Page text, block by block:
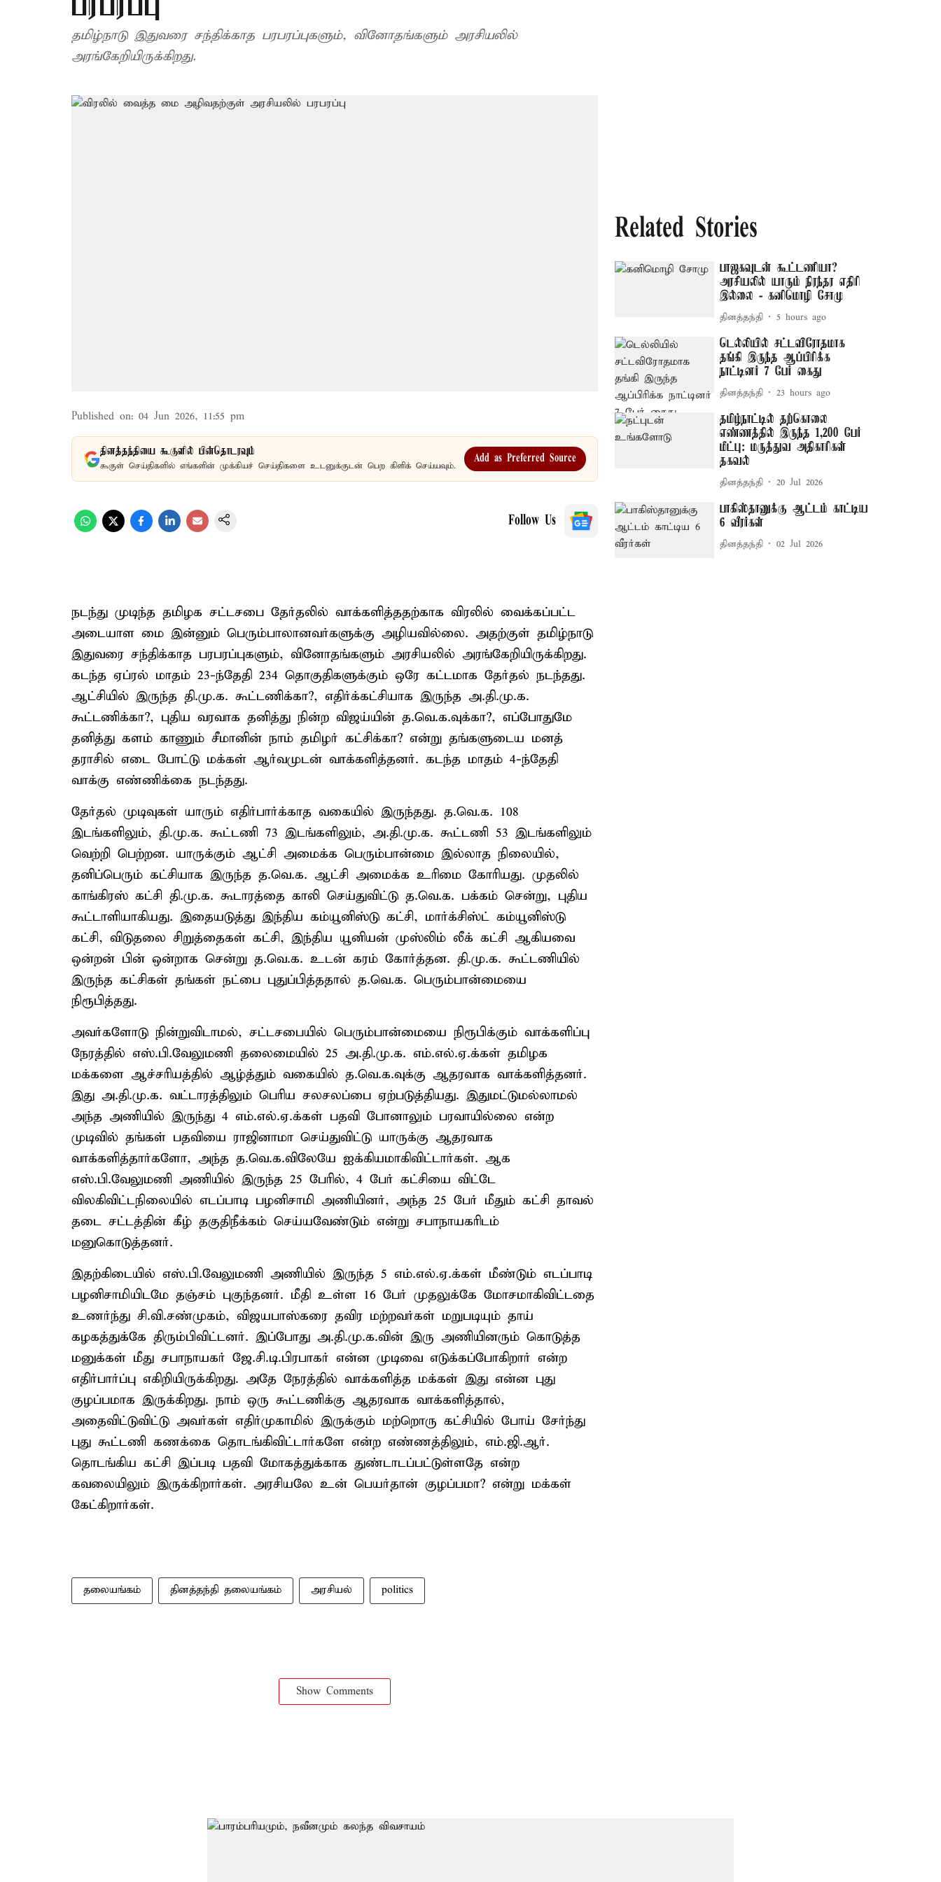
தமிழ்நாடு இதுவரை சந்திக்காத பரபரப்புகளும், வினோதங்களும் அரசியலில்
அரங்கேறியிருக்கிறது.
Published on: 04 Jun 2026, 11:55 pm
தினத்தந்தியை கூகுளில் பின்தொடரவும்
கூகுள் செய்திகளில் எங்களின் முக்கியச் செய்திகளை உடனுக்குடன் பெற கிளிக் செய்யவும்.
Add as Preferred Source
Follow Us
நடந்து முடிந்த தமிழக சட்டசபை தேர்தலில் வாக்களித்ததற்காக விரலில் வைக்கப்பட்ட
அடையாள மை இன்னும் பெரும்பாலானவர்களுக்கு அழியவில்லை. அதற்குள் தமிழ்நாடு
இதுவரை சந்திக்காத பரபரப்புகளும், வினோதங்களும் அரசியலில் அரங்கேறியிருக்கிறது.
கடந்த ஏப்ரல் மாதம் 23-ந்தேதி 234 தொகுதிகளுக்கும் ஒரே கட்டமாக தேர்தல் நடந்தது.
ஆட்சியில் இருந்த தி.மு.க. கூட்டணிக்கா?, எதிர்க்கட்சியாக இருந்த அ.தி.மு.க.
கூட்டணிக்கா?, புதிய வரவாக தனித்து நின்ற விஜய்யின் த.வெ.க.வுக்கா?, எப்போதுமே
தனித்து களம் காணும் சீமானின் நாம் தமிழர் கட்சிக்கா? என்று தங்களுடைய மனத்
தராசில் எடை போட்டு மக்கள் ஆர்வமுடன் வாக்களித்தனர். கடந்த மாதம் 4-ந்தேதி
வாக்கு எண்ணிக்கை நடந்தது.
தேர்தல் முடிவுகள் யாரும் எதிர்பார்க்காத வகையில் இருந்தது. த.வெ.க. 108
இடங்களிலும், தி.மு.க. கூட்டணி 73 இடங்களிலும், அ.தி.மு.க. கூட்டணி 53 இடங்களிலும்
வெற்றி பெற்றன. யாருக்கும் ஆட்சி அமைக்க பெரும்பான்மை இல்லாத நிலையில்,
தனிப்பெரும் கட்சியாக இருந்த த.வெ.க. ஆட்சி அமைக்க உரிமை கோரியது. முதலில்
காங்கிரஸ் கட்சி தி.மு.க. கூடாரத்தை காலி செய்துவிட்டு த.வெ.க. பக்கம் சென்று, புதிய
கூட்டாளியாகியது. இதையடுத்து இந்திய கம்யூனிஸ்டு கட்சி, மார்க்சிஸ்ட் கம்யூனிஸ்டு
கட்சி, விடுதலை சிறுத்தைகள் கட்சி, இந்திய யூனியன் முஸ்லிம் லீக் கட்சி ஆகியவை
ஒன்றன் பின் ஒன்றாக சென்று த.வெ.க. உடன் கரம் கோர்த்தன. தி.மு.க. கூட்டணியில்
இருந்த கட்சிகள் தங்கள் நட்பை புதுப்பித்ததால் த.வெ.க. பெரும்பான்மையை
நிரூபித்தது.
அவர்களோடு நின்றுவிடாமல், சட்டசபையில் பெரும்பான்மையை நிரூபிக்கும் வாக்களிப்பு
நேரத்தில் எஸ்.பி.வேலுமணி தலைமையில் 25 அ.தி.மு.க. எம்.எல்.ஏ.க்கள் தமிழக
மக்களை ஆச்சரியத்தில் ஆழ்த்தும் வகையில் த.வெ.க.வுக்கு ஆதரவாக வாக்களித்தனர்.
இது அ.தி.மு.க. வட்டாரத்திலும் பெரிய சலசலப்பை ஏற்படுத்தியது. இதுமட்டுமல்லாமல்
அந்த அணியில் இருந்து 4 எம்.எல்.ஏ.க்கள் பதவி போனாலும் பரவாயில்லை என்ற
முடிவில் தங்கள் பதவியை ராஜினாமா செய்துவிட்டு யாருக்கு ஆதரவாக
வாக்களித்தார்களோ, அந்த த.வெ.க.விலேயே ஐக்கியமாகிவிட்டார்கள். ஆக
எஸ்.பி.வேலுமணி அணியில் இருந்த 25 பேரில், 4 பேர் கட்சியை விட்டே
விலகிவிட்டநிலையில் எடப்பாடி பழனிசாமி அணியினர், அந்த 25 பேர் மீதும் கட்சி தாவல்
தடை சட்டத்தின் கீழ் தகுதிநீக்கம் செய்யவேண்டும் என்று சபாநாயகரிடம்
மனுகொடுத்தனர்.
இதற்கிடையில் எஸ்.பி.வேலுமணி அணியில் இருந்த 5 எம்.எல்.ஏ.க்கள் மீண்டும் எடப்பாடி
பழனிசாமியிடமே தஞ்சம் புகுந்தனர். மீதி உள்ள 16 பேர் முதலுக்கே மோசமாகிவிட்டதை
உணர்ந்து சி.வி.சண்முகம், விஜயபாஸ்கரை தவிர மற்றவர்கள் மறுபடியும் தாய்
கழகத்துக்கே திரும்பிவிட்டனர். இப்போது அ.தி.மு.க.வின் இரு அணியினரும் கொடுத்த
மனுக்கள் மீது சபாநாயகர் ஜே.சி.டி.பிரபாகர் என்ன முடிவை எடுக்கப்போகிறார் என்ற
எதிர்பார்ப்பு எகிறியிருக்கிறது. அதே நேரத்தில் வாக்களித்த மக்கள் இது என்ன புது
குழப்பமாக இருக்கிறது. நாம் ஒரு கூட்டணிக்கு ஆதரவாக வாக்களித்தால்,
அதைவிட்டுவிட்டு அவர்கள் எதிர்முகாமில் இருக்கும் மற்றொரு கட்சியில் போய் சேர்ந்து
புது கூட்டணி கணக்கை தொடங்கிவிட்டார்களே என்ற எண்ணத்திலும், எம்.ஜி.ஆர்.
தொடங்கிய கட்சி இப்படி பதவி மோகத்துக்காக துண்டாடப்பட்டுள்ளதே என்ற
கவலையிலும் இருக்கிறார்கள். அரசியலே உன் பெயர்தான் குழப்பமா? என்று மக்கள்
கேட்கிறார்கள்.
தலையங்கம் தினத்தந்தி தலையங்கம் அரசியல் politics
Show Comments
Related Stories
பாஜகவுடன் கூட்டணியா?
அரசியலில் யாரும் நிரந்தர எதிரி
இல்லை - கனிமொழி சோமு
தினத்தந்தி 5 hours ago
டெல்லியில் சட்டவிரோதமாக
தங்கி இருந்த ஆப்பிரிக்க
நாட்டினர் 7 பேர் கைது
தினத்தந்தி 23 hours ago
தமிழ்நாட்டில் தற்கொலை
எண்ணத்தில் இருந்த 1,200 பேர்
மீட்பு: மருத்துவ அதிகாரிகள்
தகவல்
தினத்தந்தி 20 Jul 2026
பாகிஸ்தானுக்கு ஆட்டம் காட்டிய
6 வீரர்கள்
தினத்தந்தி 02 Jul 2026